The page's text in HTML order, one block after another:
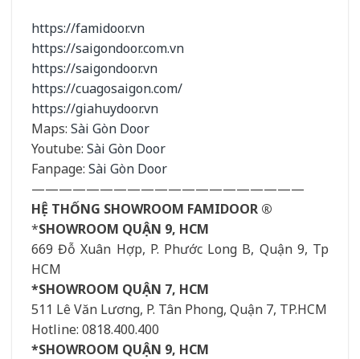
https://famidoor.vn
https://saigondoor.com.vn
https://saigondoor.vn
https://cuagosaigon.com/
https://giahuydoor.vn
Maps: Sài Gòn Door
Youtube: Sài Gòn Door
Fanpage: Sài Gòn Door
————————————————————
HỆ THỐNG SHOWROOM FAMIDOOR ®
*SHOWROOM QUẬN 9, HCM
669 Đỗ Xuân Hợp, P. Phước Long B, Quận 9, Tp
HCM
*SHOWROOM QUẬN 7, HCM
511 Lê Văn Lương, P. Tân Phong, Quận 7, TP.HCM
Hotline: 0818.400.400
*SHOWROOM QUẬN 9, HCM